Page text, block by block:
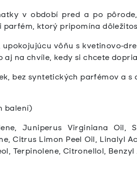
v období pred a po
ktorý pripomína
vôňu s
aj na chvíle, kedy si chcete
bez syntetických parfémov a
balení)
Juniperus Virginiana Oil,
Citrus Limon Peel Oil, Linalyl
Terpinolene, Citronellol,